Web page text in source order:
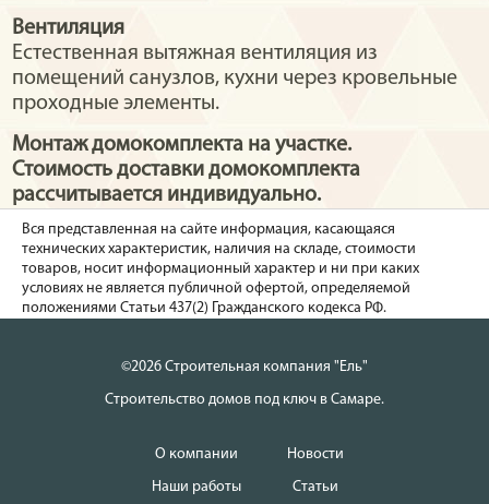
Вентиляция
Естественная вытяжная вентиляция из
помещений санузлов, кухни через кровельные
проходные элементы.
Монтаж домокомплекта на участке.
Стоимость доставки домокомплекта
рассчитывается индивидуально.
Вся представленная на сайте информация, касающаяся
технических характеристик, наличия на складе, стоимости
товаров, носит информационный характер и ни при каких
условиях не является публичной офертой, определяемой
положениями Статьи 437(2) Гражданского кодекса РФ.
©2026 Строительная компания "Ель"
Строительство домов под ключ в Самаре.
О компании
Наши работы
Новости
Статьи